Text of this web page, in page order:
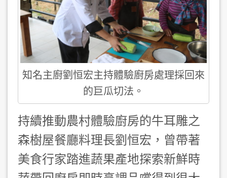
知名主廚劉恒宏主持體驗廚房處理採回來
的巨瓜切法。
持續推動農村體驗廚房的牛耳雕之
森樹屋餐廳料理長劉恒宏，曾帶著
美食行家踏進蔬果產地探索新鮮時